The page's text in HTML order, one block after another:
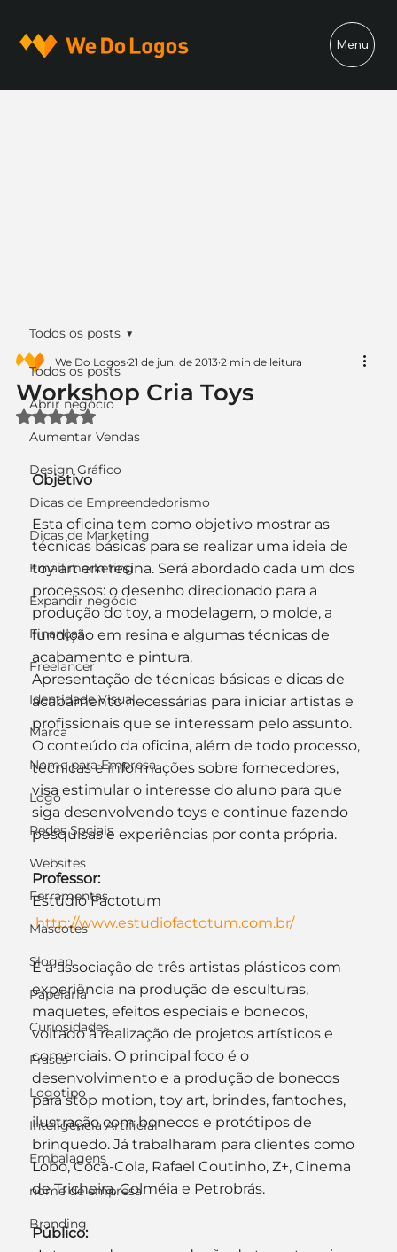
Menu
Todos os posts
Abrir negócio
Aumentar Vendas
Design Gráfico
Dicas de Empreendedorismo
Dicas de Marketing
Email marketing
Expandir negócio
Finanças
Freelancer
Identidade Visual
Marca
Nome para Empresa
Logo
Redes Sociais
Websites
Ferramentas
Mascotes
Slogan
Papelaria
Curiosidades
Frases
Logotipo
Inteligência Artificial
Embalagens
nome de empresa
Branding
Todos os posts
Workshop Cria Toys
We Do Logos 21 de jun. de 2013 2 min de leitura
Avaliado com NaN de 5 estrelas.
Objetivo
Esta oficina tem como objetivo mostrar as
técnicas básicas para se realizar uma ideia de
toy art em resina. Será abordado cada um dos
processos: o desenho direcionado para a
produção do toy, a modelagem, o molde, a
fundição em resina e algumas técnicas de
acabamento e pintura.
Apresentação de técnicas básicas e dicas de
acabamento necessárias para iniciar artistas e
profissionais que se interessam pelo assunto.
O conteúdo da oficina, além de todo processo,
técnicas e informações sobre fornecedores,
visa estimular o interesse do aluno para que
siga desenvolvendo toys e continue fazendo
pesquisas e experiências por conta própria.
Professor:
Estúdio Factotum
http://www.estudiofactotum.com.br/
É a associação de três artistas plásticos com
experiência na produção de esculturas,
maquetes, efeitos especiais e bonecos,
voltado à realização de projetos artísticos e
comerciais. O principal foco é o
desenvolvimento e a produção de bonecos
para stop motion, toy art, brindes, fantoches,
ilustração com bonecos e protótipos de
brinquedo. Já trabalharam para clientes como
Lobo, Coca-Cola, Rafael Coutinho, Z+, Cinema
de Tricheira, Colméia e Petrobrás.
Público: